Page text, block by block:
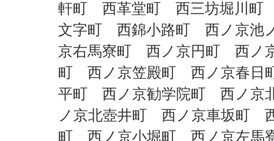
軒町 西革堂町 西三坊堀川
文字町 西錦小路町 西ノ京池
京右馬寮町 西ノ京円町 西ノ
町 西ノ京笠殿町 西ノ京春日
平町 西ノ京勧学院町 西ノ京
ノ京北壺井町 西ノ京車坂町
町 西ノ京小堀町 西ノ京左馬